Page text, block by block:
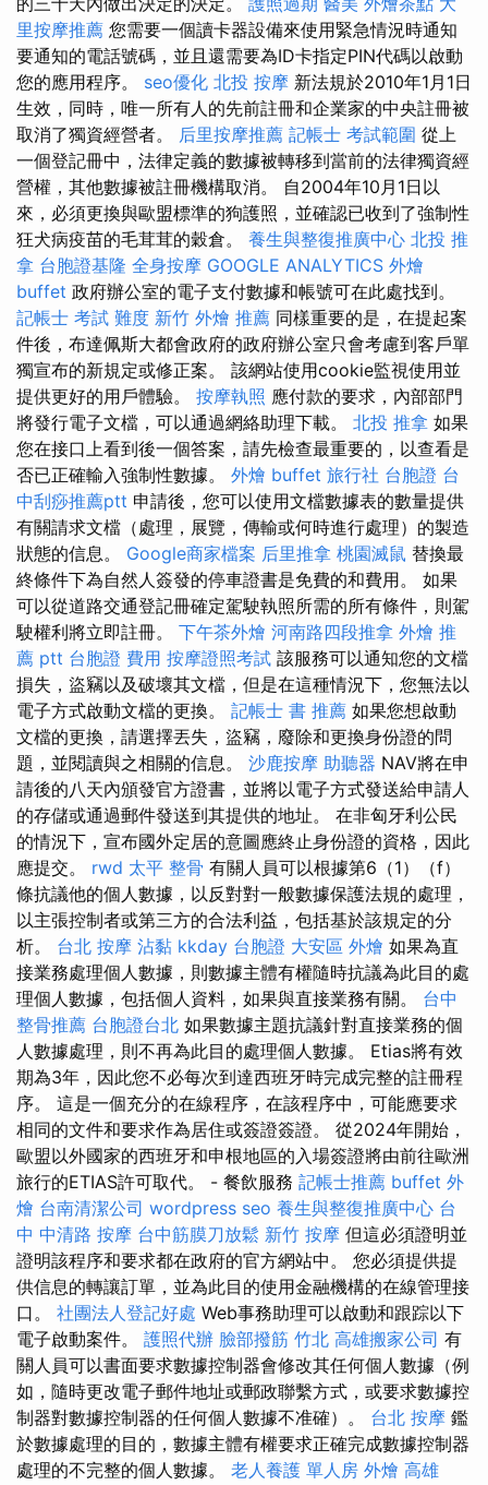
里按摩推薦 您需要一個讀卡器設備來使用緊急情況時通知
要通知的電話號碼，並且還需要為ID卡指定PIN代碼以啟動
您的應用程序。 seo優化 北投 按摩 新法規於2010年1月1日
生效，同時，唯一所有人的先前註冊和企業家的中央註冊被
取消了獨資經營者。 后里按摩推薦 記帳士 考試範圍 從上
一個登記冊中，法律定義的數據被轉移到當前的法律獨資經
營權，其他數據被註冊機構取消。 自2004年10月1日以
來，必須更換與歐盟標準的狗護照，並確認已收到了強制性
狂犬病疫苗的毛茸茸的穀倉。 養生與整復推廣中心 北投 推
拿 台胞證基隆 全身按摩 GOOGLE ANALYTICS 外燴
buffet 政府辦公室的電子支付數據和帳號可在此處找到。
記帳士 考試 難度 新竹 外燴 推薦 同樣重要的是，在提起案
件後，布達佩斯大都會政府的政府辦公室只會考慮到客戶單
獨宣布的新規定或修正案。 該網站使用cookie監視使用並
提供更好的用戶體驗。 按摩執照 應付款的要求，內部部門
將發行電子文檔，可以通過網絡助理下載。 北投 推拿 如果
您在接口上看到後一個答案，請先檢查最重要的，以查看是
否已正確輸入強制性數據。 外燴 buffet 旅行社 台胞證 台
中刮痧推薦ptt 申請後，您可以使用文檔數據表的數量提供
有關請求文檔（處理，展覽，傳輸或何時進行處理）的製造
狀態的信息。 Google商家檔案 后里推拿 桃園滅鼠 替換最
終條件下為自然人簽發的停車證書是免費的和費用。 如果
可以從道路交通登記冊確定駕駛執照所需的所有條件，則駕
駛權利將立即註冊。 下午茶外燴 河南路四段推拿 外燴 推
薦 ptt 台胞證 費用 按摩證照考試 該服務可以通知您的文檔
損失，盜竊以及破壞其文檔，但是在這種情況下，您無法以
電子方式啟動文檔的更換。 記帳士 書 推薦 如果您想啟動
文檔的更換，請選擇丟失，盜竊，廢除和更換身份證的問
題，並閱讀與之相關的信息。 沙鹿按摩 助聽器 NAV將在申
請後的八天內頒發官方證書，並將以電子方式發送給申請人
的存儲或通過郵件發送到其提供的地址。 在非匈牙利公民
的情況下，宣布國外定居的意圖應終止身份證的資格，因此
應提交。 rwd 太平 整骨 有關人員可以根據第6（1）（f）
條抗議他的個人數據，以反對對一般數據保護法規的處理，
以主張控制者或第三方的合法利益，包括基於該規定的分
析。 台北 按摩 沾黏 kkday 台胞證 大安區 外燴 如果為直
接業務處理個人數據，則數據主體有權隨時抗議為此目的處
理個人數據，包括個人資料，如果與直接業務有關。 台中
整骨推薦 台胞證台北 如果數據主題抗議針對直接業務的個
人數據處理，則不再為此目的處理個人數據。 Etias將有效
期為3年，因此您不必每次到達西班牙時完成完整的註冊程
序。 這是一個充分的在線程序，在該程序中，可能應要求
相同的文件和要求作為居住或簽證簽證。 從2024年開始，
歐盟以外國家的西班牙和申根地區的入場簽證將由前往歐洲
旅行的ETIAS許可取代。 - 餐飲服務 記帳士推薦 buffet 外
燴 台南清潔公司 wordpress seo 養生與整復推廣中心 台
中 中清路 按摩 台中筋膜刀放鬆 新竹 按摩 但這必須證明並
證明該程序和要求都在政府的官方網站中。 您必須提供提
供信息的轉讓訂單，並為此目的使用金融機構的在線管理接
口。 社團法人登記好處 Web事務助理可以啟動和跟踪以下
電子啟動案件。 護照代辦 臉部撥筋 竹北 高雄搬家公司 有
關人員可以書面要求數據控制器會修改其任何個人數據（例
如，隨時更改電子郵件地址或郵政聯繫方式，或要求數據控
制器對數據控制器的任何個人數據不准確）。 台北 按摩 鑑
於數據處理的目的，數據主體有權要求正確完成數據控制器
處理的不完整的個人數據。 老人養護 單人房 外燴 高雄